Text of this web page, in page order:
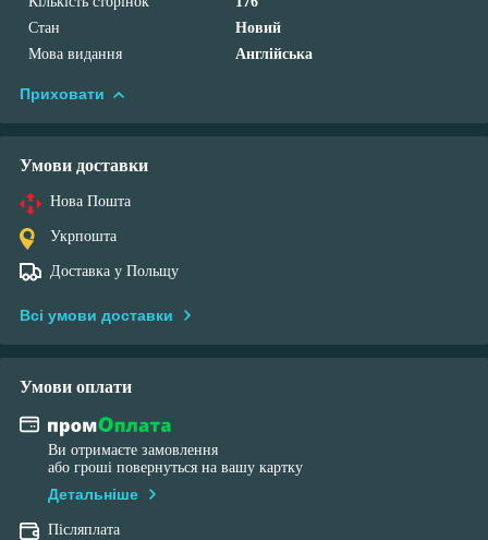
Стан
Новий
Мова видання
Англійська
Приховати
Умови доставки
Нова Пошта
Укрпошта
Доставка у Польщу
Всі умови доставки
Умови оплати
Ви отримаєте замовлення
або гроші повернуться на вашу картку
Детальніше
Післяплата